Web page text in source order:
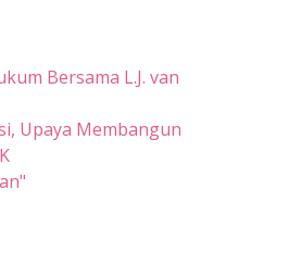
Bersama L.J. van
Upaya Membangun